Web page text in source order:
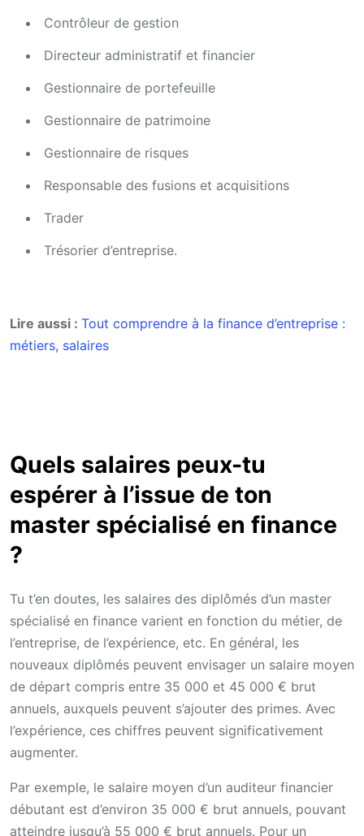
Contrôleur de gestion
Directeur administratif et financier
Gestionnaire de portefeuille
Gestionnaire de patrimoine
Gestionnaire de risques
Responsable des fusions et acquisitions
Trader
Trésorier d’entreprise.
Lire aussi : Tout comprendre à la finance d’entreprise :
métiers, salaires
Quels salaires peux-tu
espérer à l’issue de ton
master spécialisé en finance
?
Tu t’en doutes, les salaires des diplômés d’un master
spécialisé en finance varient en fonction du métier, de
l’entreprise, de l’expérience, etc. En général, les
nouveaux diplômés peuvent envisager un salaire moyen
de départ compris entre 35 000 et 45 000 € brut
annuels, auxquels peuvent s’ajouter des primes. Avec
l’expérience, ces chiffres peuvent significativement
augmenter.
Par exemple, le salaire moyen d’un auditeur financier
débutant est d’environ 35 000 € brut annuels, pouvant
atteindre jusqu’à 55 000 € brut annuels. Pour un